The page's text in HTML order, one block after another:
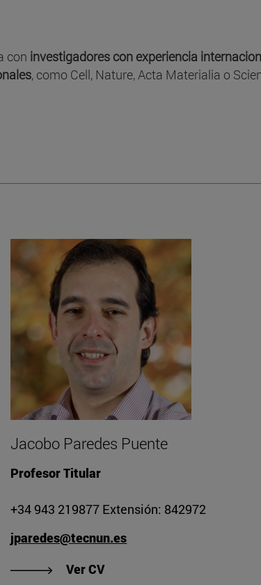
con investigadores con experiencia
, como Cell, Nature, Acta Materialia o
Jacobo Paredes Puente
Profesor Titular
+34 943 219877 Extensión: 842972
jparedes@tecnun.es
Ver CV"Ver CV de Jacobo